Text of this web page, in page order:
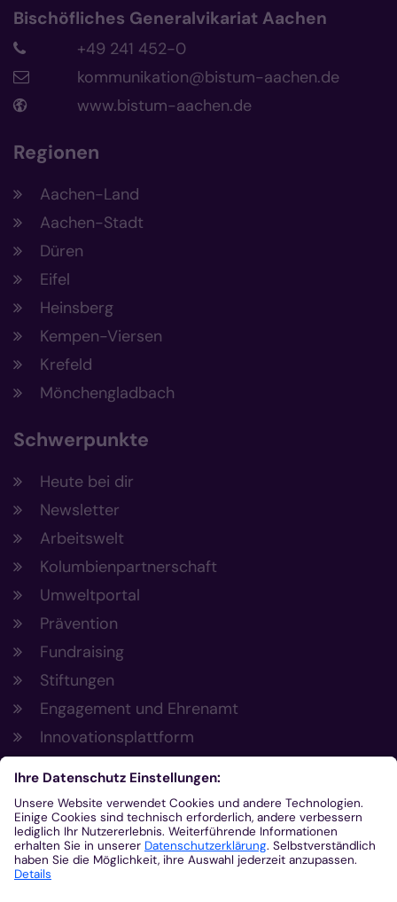
Bischöfliches Generalvikariat Aachen
+49 241 452-0
kommunikation@bistum-aachen.de
www.bistum-aachen.de
Regionen
Aachen-Land
Aachen-Stadt
Düren
Eifel
Heinsberg
Kempen-Viersen
Krefeld
Mönchengladbach
Schwerpunkte
Heute bei dir
Newsletter
Arbeitswelt
Kolumbienpartnerschaft
Umweltportal
Prävention
Fundraising
Stiftungen
Engagement und Ehrenamt
Innovationsplattform
Aus der Plattform
Nachrichten
Veranstaltungen
Gottesdienste